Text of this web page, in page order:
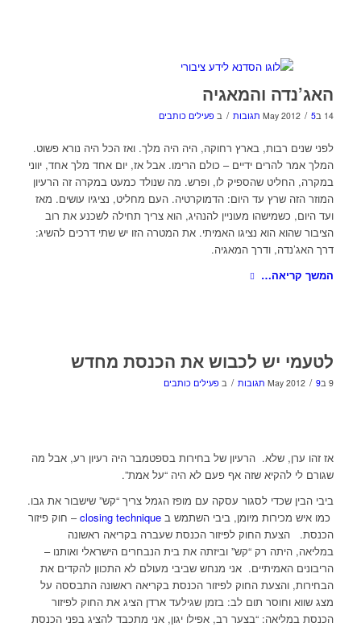
האג’נדה והמאגיה
14 בMay 2012 / 5 תגובות / ב פעילים כותבים
לפני שנים רבות, בארץ רחוקה, היה היה מלך. ואז הכל היה נורא פשוט.
המלך אמר להרים ידיים – כולם הרימו. אבל אז, יום אחד מלך אחד, יווני
במקרה, החליט שהספיק לו, ופרש. מה שנולד כמעט במקרה זה הרעיון
המוזר הזה שרץ עד היום: הדמוקרטיה. העם מחליט, נציגיו עושים. מאז
ועד היום, כשמישהו מעוניין להנהיג, הוא צריך תחילה לשכנע את רוב
הציבור שהוא הוא נציגו האמיתי. את המטרה הזו יש שתי דרכים להשיג:
דרך האג’נדה, ודרך המאגיה.
המשך קריאה…
לטעמי יש לכבוש את הכנסת מחדש
9 בMay 2012 / 9 תגובות / ב פעילים כותבים
אז זהו ערן, שלא. הרעיון של בחירות בספטמבר היה רעיון רע, אבל מה
שגורם לי להקיא שזה אף פעם לא היה “על אמת”.
ביבי הבין שכדי לסגור עסקה עם מופז הגמל צריך “קש” שישבור את גבו.
כמו איש מכירות מיומן, ביבי השתמש ב closing technique– חוק פיזור
הכנסת. הצעת החוק לפיזור הכנסת שעברה בקריאה ראשונה
במליאה, היתה רק “קש” וביזתה את בית הנבחרים הישראלי ואותנו –
הריבונים האמיתיים. אני מנחש שביבי מעולם לא התכוון להקדים את
הבחירות, והצעת החוק לפיזור הכנסת בקריאה ראשונה התבססה על
מצג שווא וחוסר תום לב: בזמן שגילעד ארדן הציג את החוק לפיזור
הכנסת במליאה: “בצער רב, אפילו יגון, אני מתכבד להציג בפני הכנסת